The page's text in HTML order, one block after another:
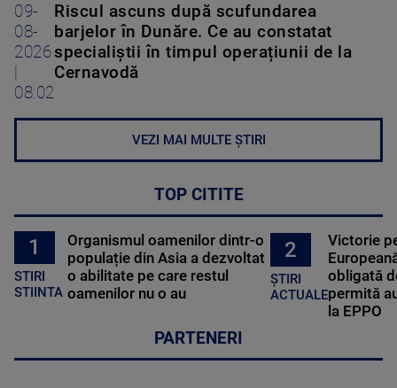
09-
08-
2026
|
08:02
Riscul ascuns după scufundarea
barjelor în Dunăre. Ce au constatat
specialiștii în timpul operațiunii de la
Cernavodă
VEZI MAI MULTE ȘTIRI
TOP CITITE
1
STIRI
STIINTA
Organismul oamenilor dintr-o
populație din Asia a dezvoltat
o abilitate pe care restul
oamenilor nu o au
2
ȘTIRI
ACTUALE
Victorie
obligată
permită
la EPPO
PARTENERI